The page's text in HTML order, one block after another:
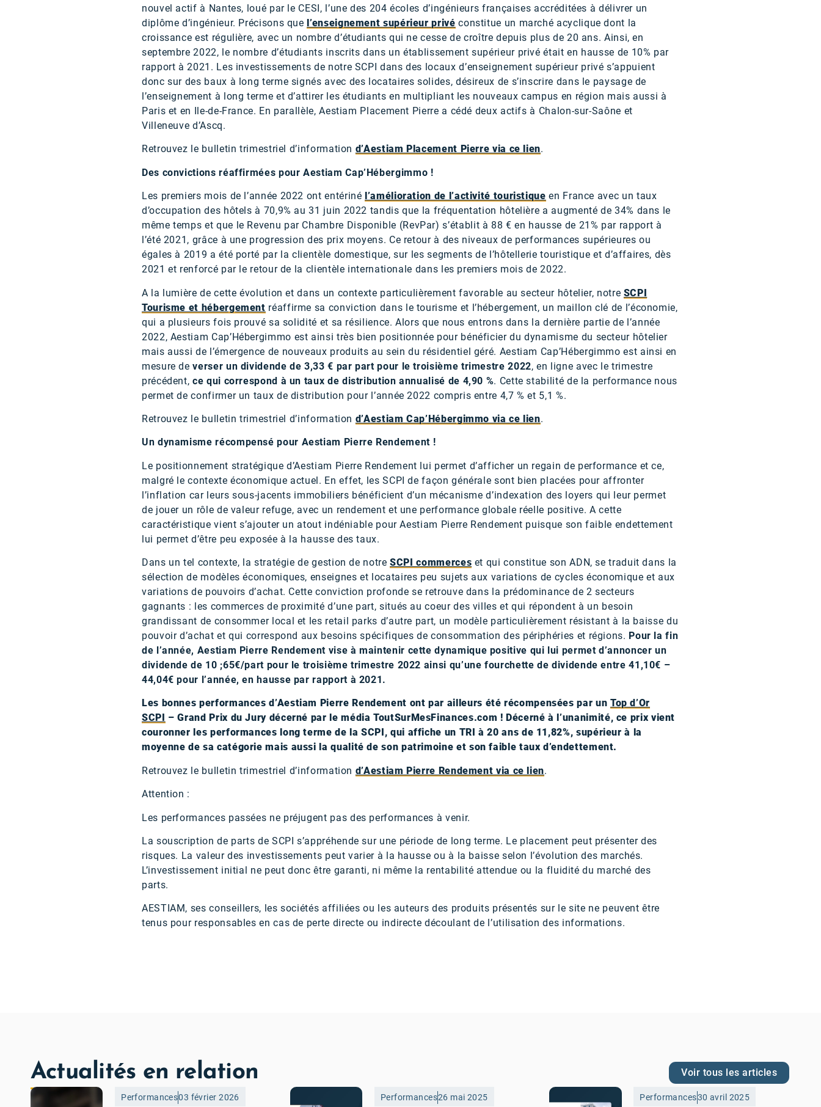
nouvel actif à Nantes, loué par le CESI, l’une des 204 écoles d’ingénieurs françaises accréditées à délivrer un
diplôme d’ingénieur. Précisons quel’enseignement supérieur privé constitue un marché acyclique dont la
croissance est régulière, avec un nombre d’étudiants qui ne cesse de croître depuis plus de 20 ans. Ainsi, en
septembre 2022, le nombre d’étudiants inscrits dans un établissement supérieur privé était en hausse de 10% par
rapport à 2021. Les investissements de notre SCPI dans des locaux d’enseignement supérieur privé s’appuient
donc sur des baux à long terme signés avec des locataires solides, désireux de s’inscrire dans le paysage de
l’enseignement à long terme et d’attirer les étudiants en multipliant les nouveaux campus en région mais aussi à
Paris et en Ile-de-France. En parallèle, Aestiam Placement Pierre a cédé deux actifs à Chalon-sur-Saône et
Villeneuve d’Ascq.
Retrouvez le bulletin trimestriel d’information d’Aestiam Placement Pierre via ce lien.
Des convictions réaffirmées pour Aestiam Cap’Hébergimmo !
Les premiers mois de l’année 2022 ont entérinél’amélioration de l’activité touristique en France avec un taux
d’occupation des hôtels à 70,9% au 31 juin 2022 tandis que la fréquentation hôtelière a augmenté de 34% dans le
même temps et que le Revenu par Chambre Disponible (RevPar) s’établit à 88 € en hausse de 21% par rapport à
l’été 2021, grâce à une progression des prix moyens. Ce retour à des niveaux de performances supérieures ou
égales à 2019 a été porté par la clientèle domestique, sur les segments de l’hôtellerie touristique et d’affaires, dès
2021 et renforcé par le retour de la clientèle internationale dans les premiers mois de 2022.
A la lumière de cette évolution et dans un contexte particulièrement favorable au secteur hôtelier, notre SCPI
Tourisme et hébergement réaffirme sa conviction dans le tourisme et l’hébergement, un maillon clé de l’économie,
qui a plusieurs fois prouvé sa solidité et sa résilience. Alors que nous entrons dans la dernière partie de l’année
2022, Aestiam Cap’Hébergimmo est ainsi très bien positionnée pour bénéficier du dynamisme du secteur hôtelier
mais aussi de l’émergence de nouveaux produits au sein du résidentiel géré. Aestiam Cap’Hébergimmo est ainsi en
mesure deverser un dividende de 3,33 € par part pour le troisième trimestre 2022, en ligne avec le trimestre
précédent,ce qui correspond à un taux de distribution annualisé de 4,90 %. Cette stabilité de la performance nous
permet de confirmer un taux de distribution pour l’année 2022 compris entre 4,7 % et 5,1 %.
Retrouvez le bulletin trimestriel d’information d’Aestiam Cap’Hébergimmo via ce lien.
Un dynamisme récompensé pour Aestiam Pierre Rendement !
Le positionnement stratégique d’Aestiam Pierre Rendement lui permet d’afficher un regain de performance et ce,
malgré le contexte économique actuel. En effet, les SCPI de façon générale sont bien placées pour affronter
l’inflation car leurs sous-jacents immobiliers bénéficient d’un mécanisme d’indexation des loyers qui leur permet
de jouer un rôle de valeur refuge, avec un rendement et une performance globale réelle positive. A cette
caractéristique vient s’ajouter un atout indéniable pour Aestiam Pierre Rendement puisque son faible endettement
lui permet d’être peu exposée à la hausse des taux.
Dans un tel contexte, la stratégie de gestion de notreSCPI commerces et qui constitue son ADN, se traduit dans la
sélection de modèles économiques, enseignes et locataires peu sujets aux variations de cycles économique et aux
variations de pouvoirs d’achat. Cette conviction profonde se retrouve dans la prédominance de 2 secteurs
gagnants : les commerces de proximité d’une part, situés au coeur des villes et qui répondent à un besoin
grandissant de consommer local et les retail parks d’autre part, un modèle particulièrement résistant à la baisse du
pouvoir d’achat et qui correspond aux besoins spécifiques de consommation des périphéries et régions. Pour la fin
de l’année, Aestiam Pierre Rendement vise à maintenir cette dynamique positive qui lui permet d’annoncer un
dividende de 10 ;65€/part pour le troisième trimestre 2022 ainsi qu’une fourchette de dividende entre 41,10€ –
44,04€ pour l’année, en hausse par rapport à 2021.
Les bonnes performances d’Aestiam Pierre Rendement ont par ailleurs été récompensées par un Top d’Or
SCPI
– Grand Prix du Jury décerné par le média ToutSurMesFinances.com ! Décerné à l’unanimité, ce prix vient
couronner les performances long terme de la SCPI, qui affiche un TRI à 20 ans de 11,82%, supérieur à la
moyenne de sa catégorie mais aussi la qualité de son patrimoine et son faible taux d’endettement.
Retrouvez le bulletin trimestriel d’information d’Aestiam Pierre Rendement via ce lien.
Attention :
Les performances passées ne préjugent pas des performances à venir.
La souscription de parts de SCPI s’appréhende sur une période de long terme. Le placement peut présenter des
risques. La valeur des investissements peut varier à la hausse ou à la baisse selon l’évolution des marchés.
L’investissement initial ne peut donc être garanti, ni même la rentabilité attendue ou la fluidité du marché des
parts.
AESTIAM, ses conseillers, les sociétés affiliées ou les auteurs des produits présentés sur le site ne peuvent être
tenus pour responsables en cas de perte directe ou indirecte découlant de l’utilisation des informations.
Actualités en relation Voir tous les articles
Performances03 février 2026 Performances26 mai 2025 Performances30 avril 2025